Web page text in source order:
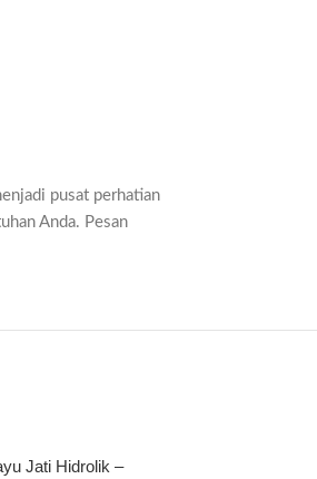
pusat perhatian
Anda. Pesan
Jati Hidrolik –